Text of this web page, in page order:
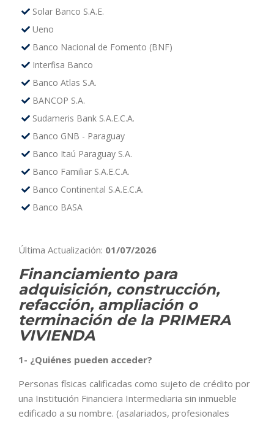
Solar Banco S.A.E.
Ueno
Banco Nacional de Fomento (BNF)
Interfisa Banco
Banco Atlas S.A.
BANCOP S.A.
Sudameris Bank S.A.E.C.A.
Banco GNB - Paraguay
Banco Itaú Paraguay S.A.
Banco Familiar S.A.E.C.A.
Banco Continental S.A.E.C.A.
Banco BASA
Última Actualización: 01/07/2026
Financiamiento para
adquisición, construcción,
refacción, ampliación o
terminación de la PRIMERA
VIVIENDA
1- ¿Quiénes pueden acceder?
Personas físicas calificadas como sujeto de crédito por
una Institución Financiera Intermediaria sin inmueble
edificado a su nombre. (asalariados, profesionales